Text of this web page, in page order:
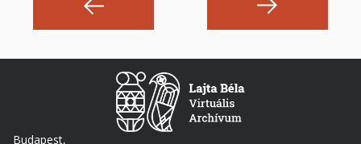
Budapest,